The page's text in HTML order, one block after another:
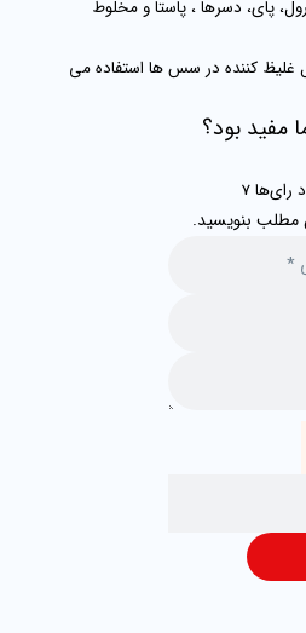
پای، دسرها ، پاستا و مخلوط
غلیظ کننده در سس ها استفاده می
مفید بود؟
مطلب بنویسید.